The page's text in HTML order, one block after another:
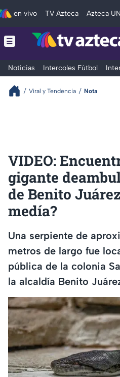
en vivo TV Azteca Azteca
Noticias Intercoles Fútbol
Viral y Tendencia Nota
VIDEO:
gigante
de Benito
medía?
Una serpiente de
metros de largo fue
pública de la colonia
la alcaldía Benito